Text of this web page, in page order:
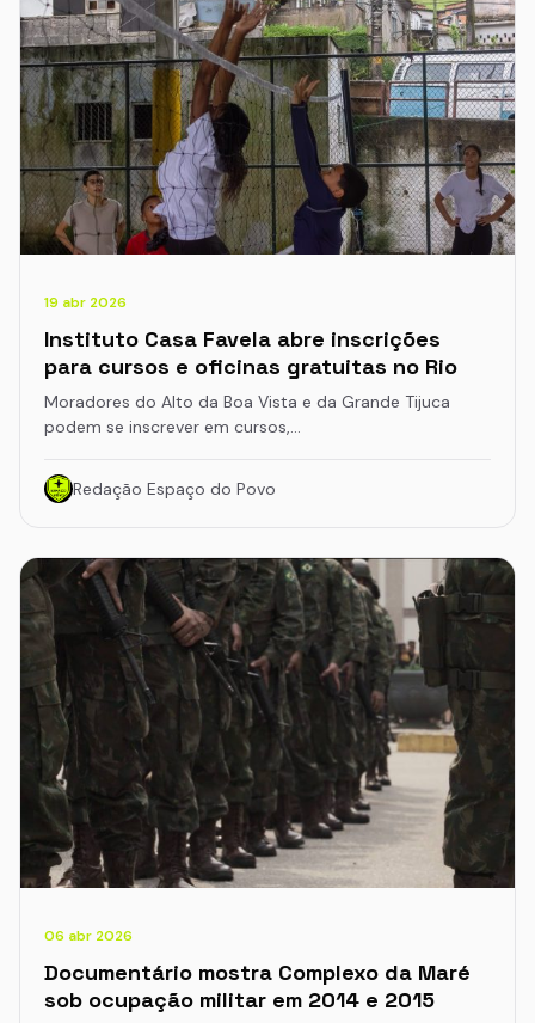
19 abr 2026
Instituto Casa Favela abre inscrições
para cursos e oficinas gratuitas no Rio
Moradores do Alto da Boa Vista e da Grande Tijuca
podem se inscrever em cursos,…
Redação Espaço do Povo
06 abr 2026
Documentário mostra Complexo da Maré
sob ocupação militar em 2014 e 2015